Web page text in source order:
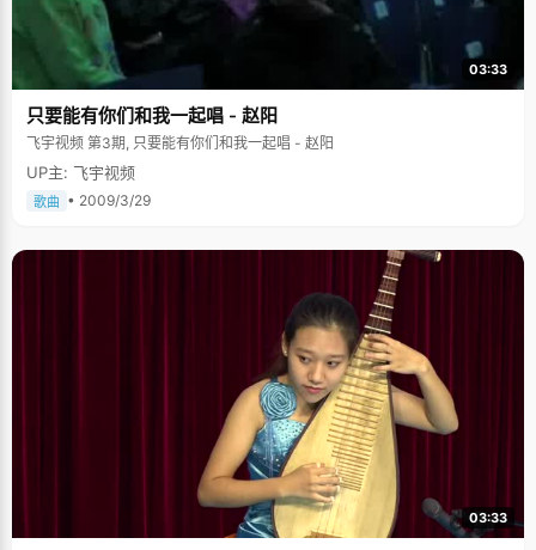
03:33
只要能有你们和我一起唱 - 赵阳
飞宇视频 第3期, 只要能有你们和我一起唱 - 赵阳
UP主: 飞宇视频
歌曲 • 2009/3/29
03:33